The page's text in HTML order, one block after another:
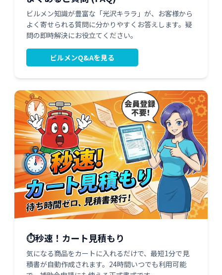
ビルメン知識が豊富な「光沢キララ」が、お客様から
よく寄せられる質問に分かりやすくお答えします。疑
問の即時解決にお役立てください。
ビルメンQ&Aを見る
⏱️秒速！カート見積もり
気になる商品をカートに入れるだけで、最短1分で見
積書が自動作成されます。24時間いつでも利用可能